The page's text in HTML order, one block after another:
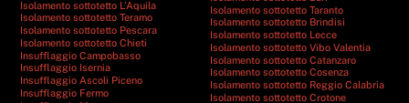
Isolamento sottotetto L’Aquila
Isolamento sottotetto Teramo
Isolamento sottotetto Pescara
Isolamento sottotetto Chieti
Insufflaggio Campobasso
Insufflaggio Isernia
Insufflaggio Ascoli Piceno
Insufflaggio Fermo
Isolamento sottotetto Taranto
Isolamento sottotetto Brindisi
Isolamento sottotetto Lecce
Isolamento sottotetto Vibo Valentia
Isolamento sottotetto Catanzaro
Isolamento sottotetto Cosenza
Isolamento sottotetto Reggio Calabria
Isolamento sottotetto Crotone